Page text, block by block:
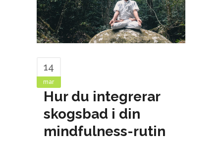
14
mar
Hur du integrerar
skogsbad i din
mindfulness-rutin